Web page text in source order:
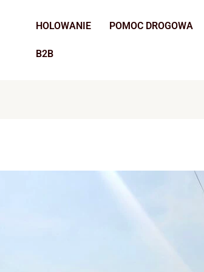
HOLOWANIE POMOC DROGOWA
B2B